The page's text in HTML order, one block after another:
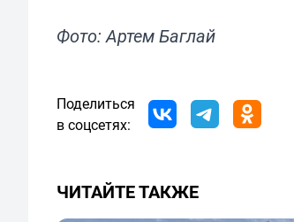
Фото: Артем Баглай
Поделиться
в соцсетях:
ЧИТАЙТЕ ТАКЖЕ